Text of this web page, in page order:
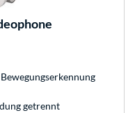
getrennt